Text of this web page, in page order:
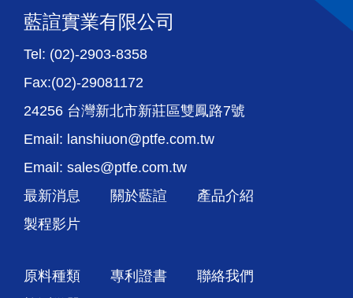
藍諠實業有限公司
Tel: (02)-2903-8358
Fax:(02)-29081172
24256 台灣新北市新莊區雙鳳路7號
Email: lanshiuon@ptfe.com.tw
Email: sales@ptfe.com.tw
最新消息
關於藍諠
產品介紹
製程影片
原料種類 專利證書
聯絡我們